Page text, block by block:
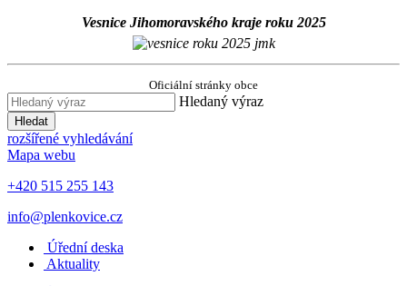
Vesnice Jihomoravského kraje roku 2025
Oficiální stránky obce
Hledaný výraz
Hledat
rozšířené vyhledávání
Mapa webu
+420 515 255 143
info@plenkovice.cz
Úřední deska
Aktuality